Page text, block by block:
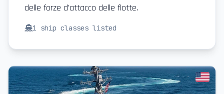
delle forze d'attacco delle flotte.
1 ship classes listed